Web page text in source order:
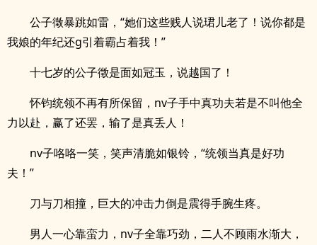
公子徵暴跳如雷，“她们这些贱人说珺儿老了！说你都是
我娘的年纪还g引着霸占着我！”
十七岁的公子徵是面如冠玉，说越国了！
怀钧统领不再有所保留，nv子手中真功夫若是不叫他全
力以赴，赢了还罢，输了是真丢人！
nv子咯咯一笑，笑声清脆如银铃，“统领当真是好功
夫！”
刀与刀相撞，巨大的冲击力倒是震得手腕生疼。
男人一心靠蛮力，nv子全靠巧劲，二人不顾雨水渐大，